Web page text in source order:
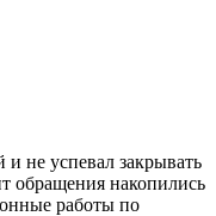
и не успевал закрывать
обращения накопились
работы по